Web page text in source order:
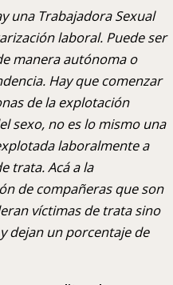
una Trabajadora Sexual
laboral. Puede ser
manera autónoma o
Hay que comenzar
de la explotación
sexo, no es lo mismo una
laboralmente a
trata. Acá a la
de compañeras que son
víctimas de trata sino
dejan un porcentaje de